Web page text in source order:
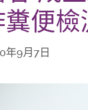
便檢
年9月7日